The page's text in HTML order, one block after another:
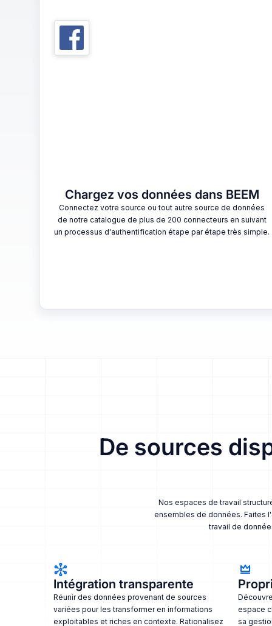
Chargez vos données dans BEEM
Connectez votre source ou tout autre source de données
de notre catalogue de plus de 200 connecteurs en suivant
un processus d'authentification étape par étape très simple.
De sources
Nos espaces de travail
ensembles de données. Faites
travail de
Intégration transparente
Réunir des données provenant de sources
variées pour les transformer en informations
exploitables et riches en contexte. Rationalisez
espace
sa